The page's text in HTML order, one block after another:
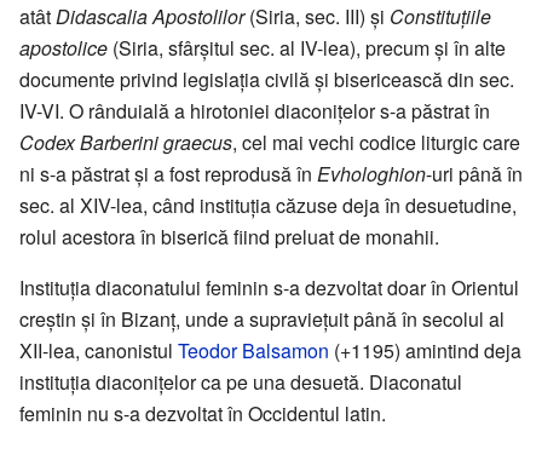
atât Didascalia Apostolilor(Siria, sec. III) și Constituțiile
apostolice (Siria, sfârșitul sec. al IV-lea), precum și în alte
documente privind legislația civilă și bisericească din sec.
IV-VI. O rânduială a hirotoniei diaconițelor s-a păstrat în
Codex Barberini graecus, cel mai vechi codice liturgic care
ni s-a păstrat și a fost reprodusă în Evhologhion-uri până în
sec. al XIV-lea, când instituția căzuse deja în desuetudine,
rolul acestora în biserică fiind preluat de monahii.
Instituția diaconatului feminin s-a dezvoltat doar în Orientul
creștin și în Bizanț, unde a supraviețuit până în secolul al
XII-lea, canonistul Teodor Balsamon (+1195) amintind deja
instituția diaconițelor ca pe una desuetă. Diaconatul
feminin nu s-a dezvoltat în Occidentul latin.